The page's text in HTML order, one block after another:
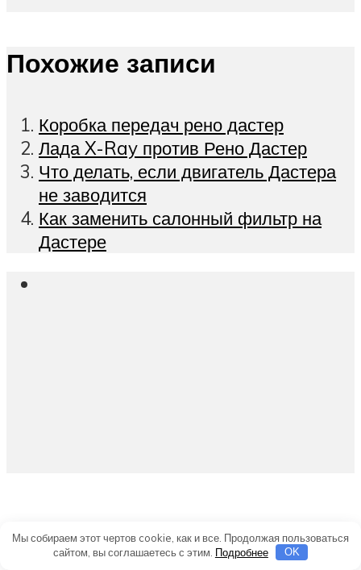
Похожие записи
Коробка передач рено дастер
Лада X-Ray против Рено Дастер
Что делать, если двигатель Дастера
не заводится
Как заменить салонный фильтр на
Дастере
Вам это будет
Мы собираем этот чертов cookie, как и все. Продолжая пользоваться
сайтом, вы соглашаетесь с этим. Подробнее OK